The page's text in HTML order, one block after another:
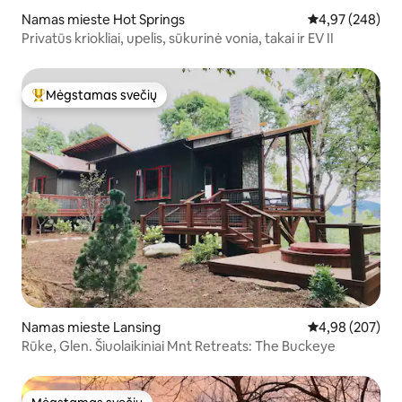
Namas mieste Hot Springs Vidutinis
4,97 (248)
Privatūs kriokliai, upelis, sūkurinė vonia, takai ir EV II
Svečių mėgstamiausias
Mėgstamas svečių
Namas mieste Lansing Vidutinis
4,98 (207)
Rūke, Glen. Šiuolaikiniai Mnt Retreats: The Buckeye